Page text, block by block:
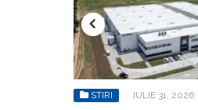
STIRI IULIE 31, 2026